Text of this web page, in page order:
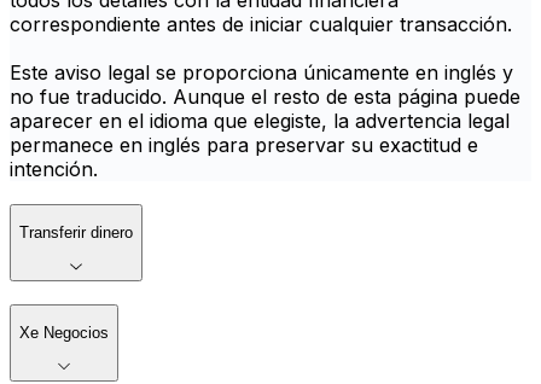
correspondiente antes de iniciar cualquier transacción.
Este aviso legal se proporciona únicamente en inglés y
no fue traducido. Aunque el resto de esta página puede
aparecer en el idioma que elegiste, la advertencia legal
permanece en inglés para preservar su exactitud e
intención.
Transferir dinero
Xe Negocios